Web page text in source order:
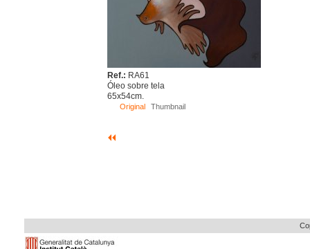
Ref.: RA61
Óleo sobre tela
65x54cm.
Original Thumbnail